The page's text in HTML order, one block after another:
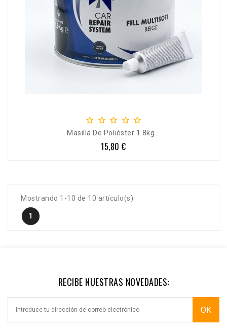
    
Masilla De Poliéster 1.8kg...
Precio
15,80 €
Mostrando 1-10 de 10 artículo(s)
1
RECIBE NUESTRAS NOVEDADES: